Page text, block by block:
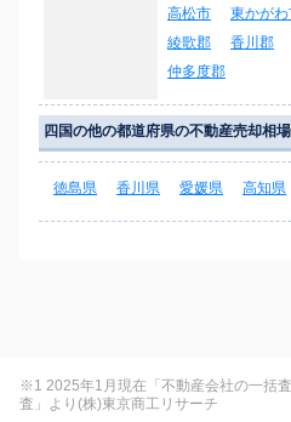
高松市
東かが
綾歌郡
香川郡
仲多度郡
四国の他の都道府県の不動産売却相
徳島県 香川県 愛媛県 高知県
※1 2025年1月現在「不動産会社の一括
査」より(株)東京商工リサーチ